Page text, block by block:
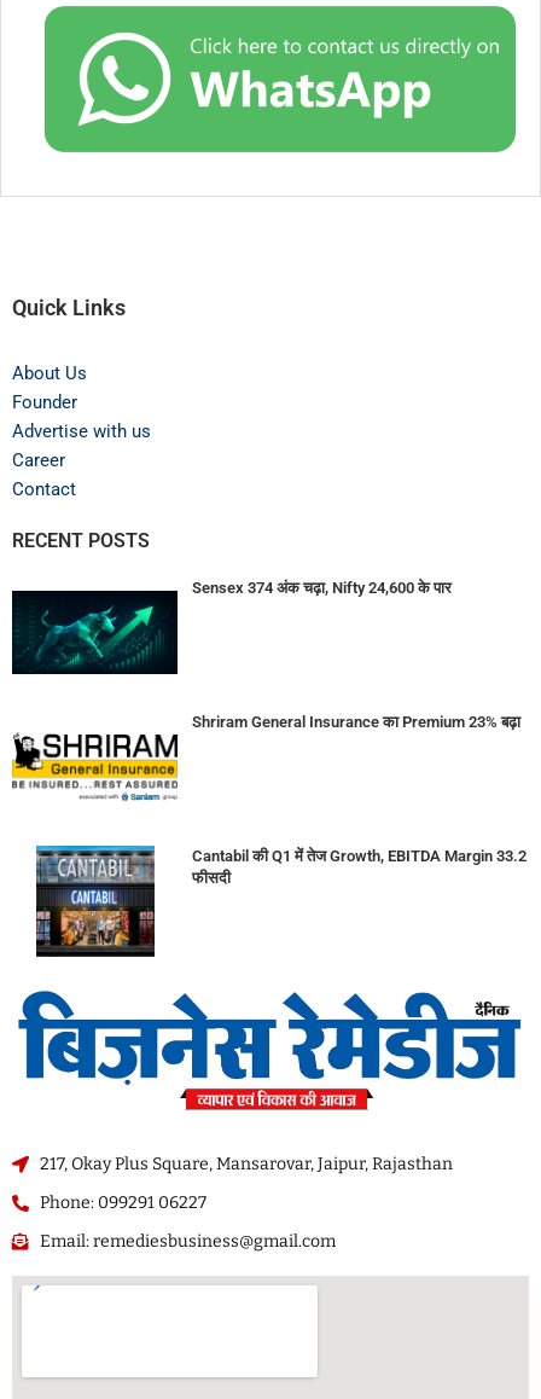
Quick Links
About Us
Founder
Advertise with us
Career
Contact
RECENT POSTS
Sensex 374 अंक चढ़ा, Nifty 24,600 के पार
Shriram General Insurance का Premium 23% बढ़ा
Cantabil की Q1 में तेज Growth, EBITDA Margin 33.2
फीसदी
217, Okay Plus Square, Mansarovar, Jaipur, Rajasthan
Phone: 099291 06227
Email: remediesbusiness@gmail.com